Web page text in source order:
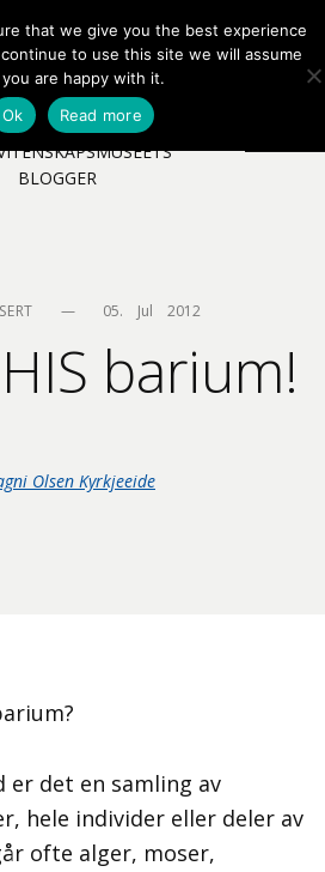
MENY EN NB
BLOGGER
— 05.    Jul    2012
barium!
Olsen Kyrkjeeide
det en samling av
hele individer eller deler av
ofte alger, moser,
that we give you the best experience
to use this site we will assume
are happy with it.
Ok
Read more